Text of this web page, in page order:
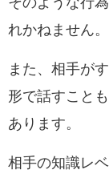
れかねません。
また、相手が
形で話すこと
あります。
相手の知識レ